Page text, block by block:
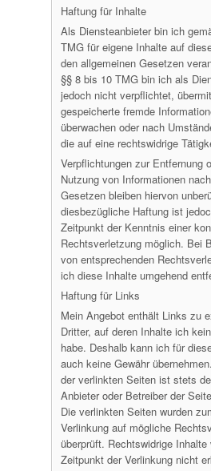
Haftung für Inhalte
Als Diensteanbieter bin ich
TMG für eigene Inhalte auf
den allgemeinen Gesetzen
§§ 8 bis 10 TMG bin ich als
jedoch nicht verpflichtet,
gespeicherte fremde
überwachen oder nach
die auf eine rechtswidrige
Verpflichtungen zur Entfernung
Nutzung von Informationen
Gesetzen bleiben hiervon
diesbezügliche Haftung ist
Zeitpunkt der Kenntnis einer
Rechtsverletzung möglich. Bei
von entsprechenden
ich diese Inhalte umgehend
Haftung für Links
Mein Angebot enthält Links zu
Dritter, auf deren Inhalte ich
habe. Deshalb kann ich für
auch keine Gewähr
der verlinkten Seiten ist stets
Anbieter oder Betreiber der
Die verlinkten Seiten wurden
Verlinkung auf mögliche
überprüft. Rechtswidrige Inhalte
Zeitpunkt der Verlinkung nicht